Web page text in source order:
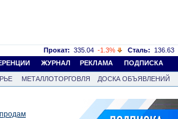
Прокат: 335.04 -1.3% Сталь: 136.63
ЖУРНАЛ РЕКЛАМА ПОДПИСКА
МЕТАЛЛОТОРГОВЛЯ
ДОСКА ОБЪЯВЛЕНИЙ
продам